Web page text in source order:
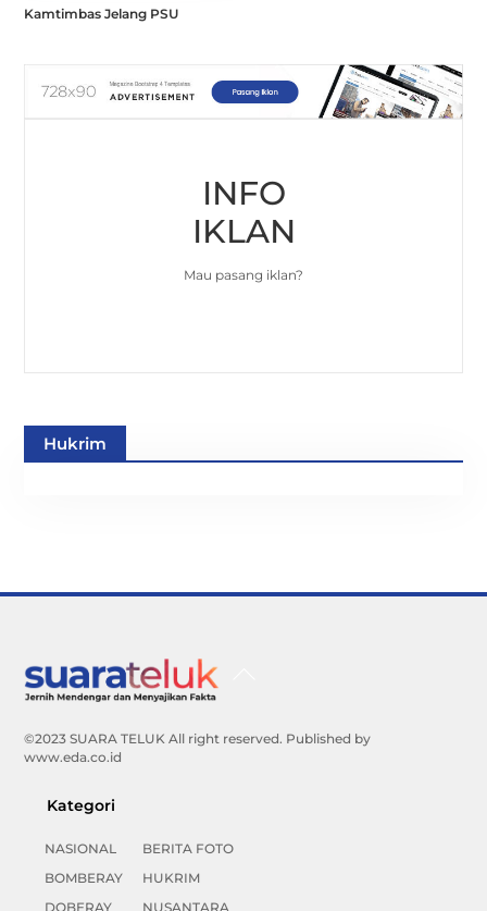
Kamtimbas Jelang PSU
INFO
IKLAN
Mau pasang iklan?
Hukrim
©2023 SUARA TELUK All right reserved. Published by
www.eda.co.id
Kategori
NASIONAL
BOMBERAY
DOBERAY
BERITA FOTO
HUKRIM
NUSANTARA